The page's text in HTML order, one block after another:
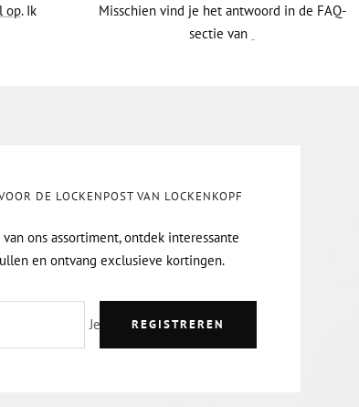
op. Ik
Misschien vind je het antwoord in de FAQ-
sectie van
DE LOCKENPOST VAN LOCKENKOPF
ons assortiment, ontdek interessante
en ontvang exclusieve kortingen.
Je e-mailadresREGISTREREN